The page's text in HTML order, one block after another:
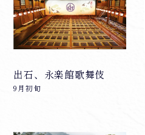
ビ
ゲ
シ
ン
出石、永楽館歌舞伎
9月初旬